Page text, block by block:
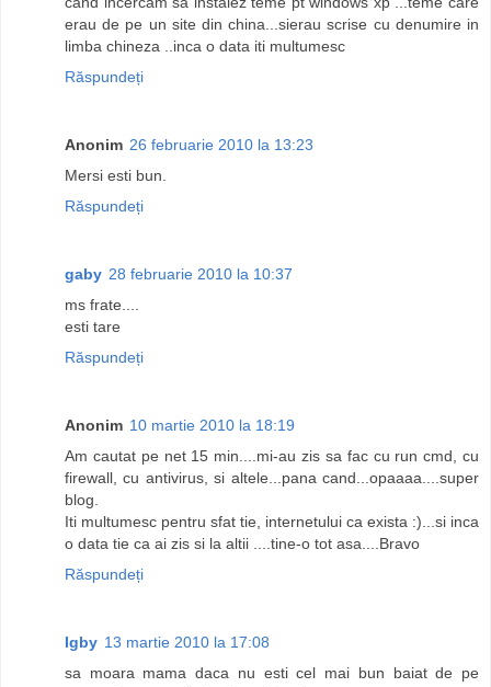
erau de pe un site din china...sierau scrise cu denumire in
limba chineza ..inca o data iti multumesc
Răspundeți
Anonim 26 februarie 2010 la 13:23
Mersi esti bun.
Răspundeți
gaby 28 februarie 2010 la 10:37
ms frate....
esti tare
Răspundeți
Anonim 10 martie 2010 la 18:19
Am cautat pe net 15 min....mi-au zis sa fac cu run cmd, cu
firewall, cu antivirus, si altele...pana cand...opaaaa....super
blog.
Iti multumesc pentru sfat tie, internetului ca exista :)...si inca
o data tie ca ai zis si la altii ....tine-o tot asa....Bravo
Răspundeți
Igby 13 martie 2010 la 17:08
sa moara mama daca nu esti cel mai bun baiat de pe